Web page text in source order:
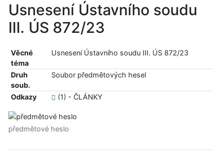
Usnesení Ústavního soudu
III. ÚS 872/23
Věcné
téma
Usnesení Ústavního soudu III. ÚS 872/23
Druh
soub.
Soubor předmětových hesel
Odkazy (1) - ČLÁNKY
předmětové heslo